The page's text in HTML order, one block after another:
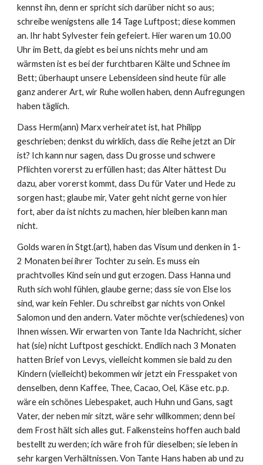
kennst ihn, denn er spricht sich darüber nicht so aus;
schreibe wenigstens alle 14 Tage Luftpost; diese kommen
an. Ihr habt Sylvester fein gefeiert. Hier waren um 10.00
Uhr im Bett, da giebt es bei uns nichts mehr und am
wärmsten ist es bei der furchtbaren Kälte und Schnee im
Bett; überhaupt unsere Lebensideen sind heute für alle
ganz anderer Art, wir Ruhe wollen haben, denn Aufregungen
haben täglich.
Dass Herm(ann) Marx verheiratet ist, hat Philipp
geschrieben; denkst du wirklich, dass die Reihe jetzt an Dir
ist? Ich kann nur sagen, dass Du grosse und schwere
Pflichten vorerst zu erfüllen hast; das Alter hättest Du
dazu, aber vorerst kommt, dass Du für Vater und Hede zu
sorgen hast; glaube mir, Vater geht nicht gerne von hier
fort, aber da ist nichts zu machen, hier bleiben kann man
nicht.
Golds waren in Stgt.(art), haben das Visum und denken in 1-
2 Monaten bei ihrer Tochter zu sein. Es muss ein
prachtvolles Kind sein und gut erzogen. Dass Hanna und
Ruth sich wohl fühlen, glaube gerne; dass sie von Else los
sind, war kein Fehler. Du schreibst gar nichts von Onkel
Salomon und den andern. Vater möchte ver(schiedenes) von
Ihnen wissen. Wir erwarten von Tante Ida Nachricht, sicher
hat (sie) nicht Luftpost geschickt. Endlich nach 3 Monaten
hatten Brief von Levys, vielleicht kommen sie bald zu den
Kindern (vielleicht) bekommen wir jetzt ein Fresspaket von
denselben, denn Kaffee, Thee, Cacao, Oel, Käse etc. p.p.
wäre ein schönes Liebespaket, auch Huhn und Gans, sagt
Vater, der neben mir sitzt, wäre sehr willkommen; denn bei
dem Frost hält sich alles gut. Falkensteins hoffen auch bald
bestellt zu werden; ich wäre froh für dieselben; sie leben in
sehr kargen Verhältnissen. Von Tante Hans haben ab und zu